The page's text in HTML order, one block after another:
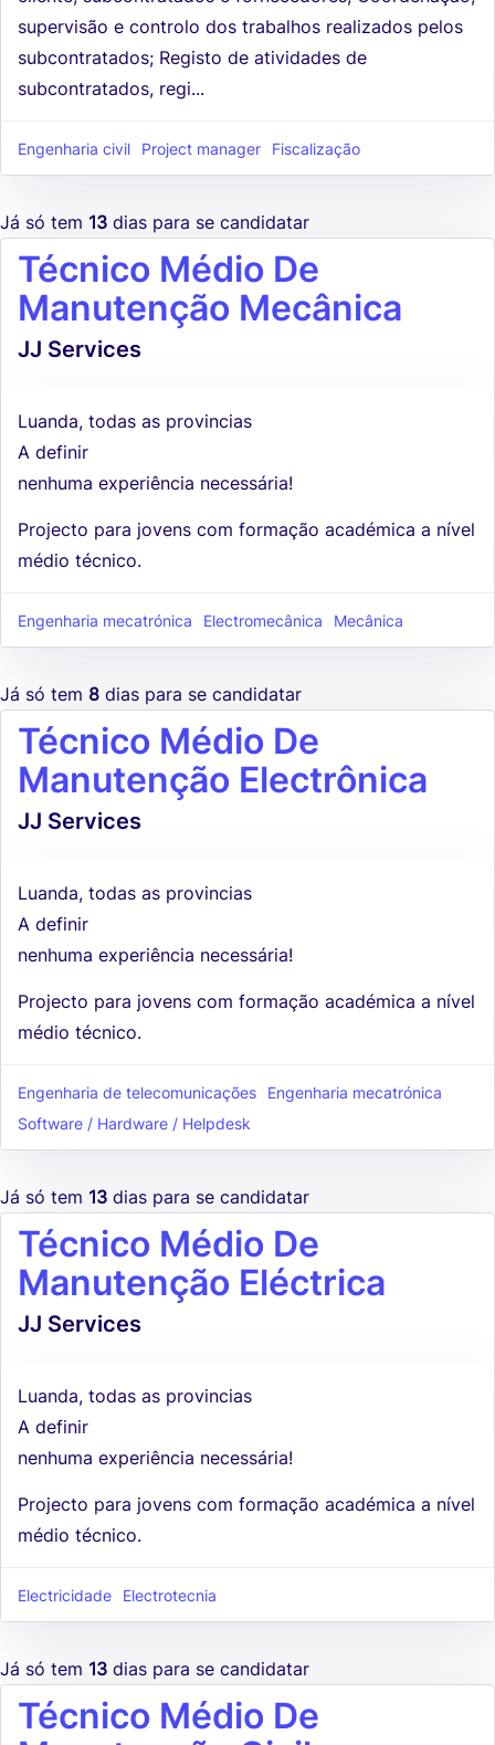
supervisão e controlo dos trabalhos realizados pelos
subcontratados; Registo de atividades de
subcontratados, regi...
Engenharia civil Project manager Fiscalização
Já só tem 13 dias para se candidatar
Técnico Médio De
Manutenção Mecânica
JJ Services
Luanda, todas as provincias
A definir
nenhuma experiência necessária!
Projecto para jovens com formação académica a nível
médio técnico.
Engenharia mecatrónica Electromecânica Mecânica
Já só tem 8 dias para se candidatar
Técnico Médio De
Manutenção Electrônica
JJ Services
Luanda, todas as provincias
A definir
nenhuma experiência necessária!
Projecto para jovens com formação académica a nível
médio técnico.
Engenharia de telecomunicações
Engenharia mecatrónica
Software / Hardware / Helpdesk
Já só tem 13 dias para se candidatar
Técnico Médio De
Manutenção Eléctrica
JJ Services
Luanda, todas as provincias
A definir
nenhuma experiência necessária!
Projecto para jovens com formação académica a nível
médio técnico.
Electricidade Electrotecnia
Já só tem 13 dias para se candidatar
Técnico Médio De